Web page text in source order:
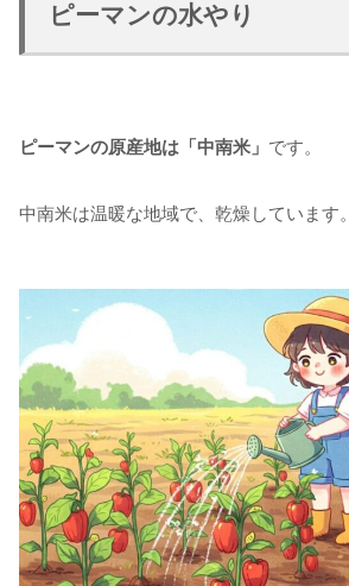
ピーマンの水やり
ピーマンの原産地は「中南米」 です。
中南米は温暖な地域で、乾燥しています。